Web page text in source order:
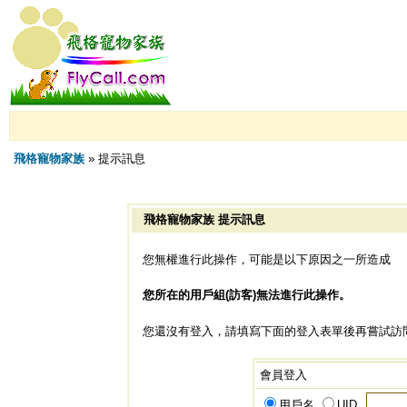
飛格寵物家族» 提示訊息
飛格寵物家族 提示訊息
您無權進行此操作，可能是以下原因之一所造成
您所在的用戶組(訪客)無法進行此操作。
您還沒有登入，請填寫下面的登入表單後再嘗試訪
會員登入